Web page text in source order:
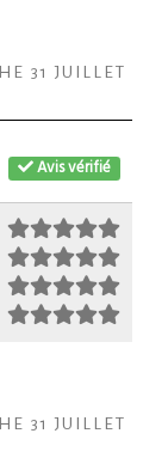
31 JUILLET
Avis vérifié
31 JUILLET